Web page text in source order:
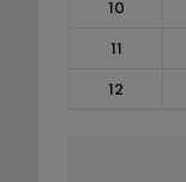
10
11
12